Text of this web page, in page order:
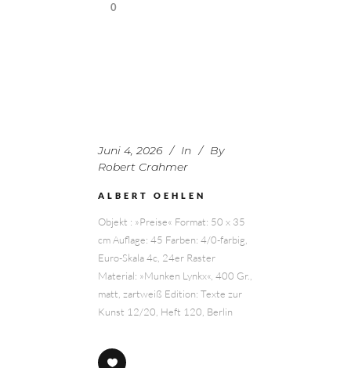
0
Juni 4, 2026 In
By
Robert Crahmer
ALBERT OEHLEN
Objekt : »Preise« Format: 50 x 35
cm Auflage: 45 Farben: 4/0-farbig,
Euro-Skala 4c, 24er Raster
Material: »Munken Lynkx«, 400 Gr.,
matt, zartweiß Edition: Texte zur
Kunst 12/20, Heft 120, Berlin